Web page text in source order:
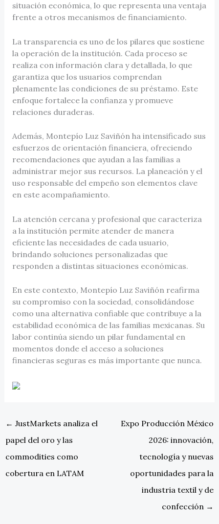
situación económica, lo que representa una ventaja
frente a otros mecanismos de financiamiento.
La transparencia es uno de los pilares que sostiene
la operación de la institución. Cada proceso se
realiza con información clara y detallada, lo que
garantiza que los usuarios comprendan
plenamente las condiciones de su préstamo. Este
enfoque fortalece la confianza y promueve
relaciones duraderas.
Además, Montepío Luz Saviñón ha intensificado sus
esfuerzos de orientación financiera, ofreciendo
recomendaciones que ayudan a las familias a
administrar mejor sus recursos. La planeación y el
uso responsable del empeño son elementos clave
en este acompañamiento.
La atención cercana y profesional que caracteriza
a la institución permite atender de manera
eficiente las necesidades de cada usuario,
brindando soluciones personalizadas que
responden a distintas situaciones económicas.
En este contexto, Montepío Luz Saviñón reafirma
su compromiso con la sociedad, consolidándose
como una alternativa confiable que contribuye a la
estabilidad económica de las familias mexicanas. Su
labor continúa siendo un pilar fundamental en
momentos donde el acceso a soluciones
financieras seguras es más importante que nunca.
← JustMarkets analiza el
papel del oro y las
commodities como
cobertura en LATAM
Expo Producción México
2026: innovación,
tecnología y nuevas
oportunidades para la
industria textil y de
confección →